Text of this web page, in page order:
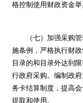
格控制使用财政资金
（七）加强采购
施条例，严格执行财
目录的和目录外达到
行政府采购。编制政
务卡结算制度，提高
提取和使用。